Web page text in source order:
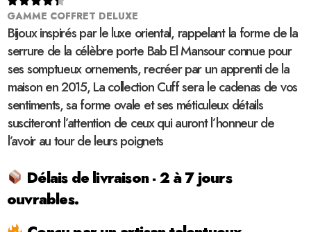
GAMME COFFRET DELUXE
Bijoux inspirés par le luxe oriental, rappelant la forme de la
serrure de la célèbre porte Bab El Mansour connue pour
ses somptueux ornements, recréer par un apprenti de la
maison en 2015, La collection Cuff sera le cadenas de vos
sentiments, sa forme ovale et ses méticuleux détails
susciteront l’attention de ceux qui auront l’honneur de
l’avoir au tour de leurs poignets
Délais de livraison - 2 à 7 jours
ouvrables.